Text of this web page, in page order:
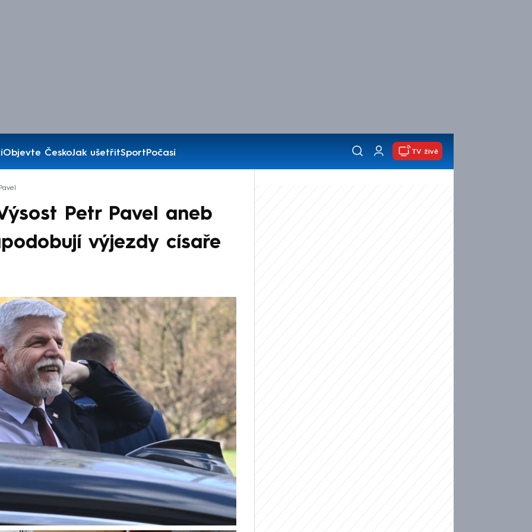
Objevte ČeskoJak ušetřitSportPočasí TV živě
Petr Pavel aneb
výjezdy císaře